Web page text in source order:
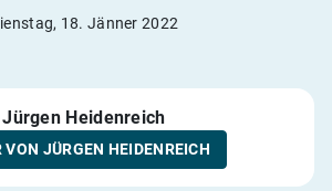
18. Jänner 2022
Jürgen Heidenreich
VON JÜRGEN HEIDENREICH